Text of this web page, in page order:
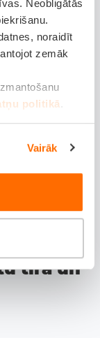
Neobligātās
noraidīt
zemāk
politikā
Vairāk
vērā –
mitrums un
bojājumus.
tomēr svarīgi
materiālus.
piedāvā arī
ir lielisks
tīra un